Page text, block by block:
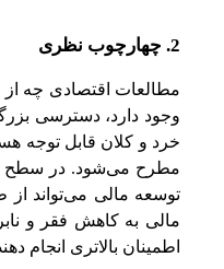
2. چهارچوب نظری
مطالعات اقتصادی چه
وجود دارد، دسترسی
خرد و کلان قابل توجه
مطرح می‌شود. در سطح
توسعه مالی می‌تواند
مالی به کاهش فقر و
اطمینان بالاتری انجام